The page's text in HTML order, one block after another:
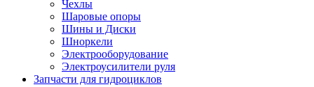
Чехлы
Шаровые опоры
Шины и Диски
Шноркели
Электрооборудование
Электроусилители руля
Запчасти для гидроциклов